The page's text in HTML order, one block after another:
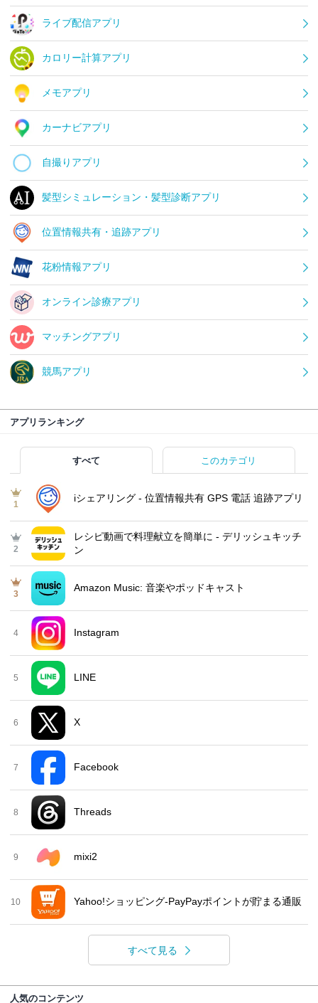
ライブ配信アプリ
カロリー計算アプリ
メモアプリ
カーナビアプリ
自撮りアプリ
髪型シミュレーション・髪型診断アプリ
位置情報共有・追跡アプリ
花粉情報アプリ
オンライン診療アプリ
マッチングアプリ
競馬アプリ
アプリランキング
すべて このカテゴリ
1
iシェアリング - 位置情報共有 GPS 電話 追跡アプリ
2
レシピ動画で料理献立を簡単‪に - デリッシュキッチ
ン
3
Amazon Music: 音楽やポッドキャスト
4 Instagram
5 LINE
6 X
7 Facebook
8 Threads
9 mixi2
10 Yahoo!ショッピング-PayPayポイントが貯まる通販
すべて見る
人気のコンテンツ